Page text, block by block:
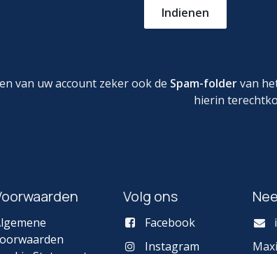
Indienen
van uw account zeker ook de Spam-foldervan
hierin
Volg ons
Facebook
Instagram